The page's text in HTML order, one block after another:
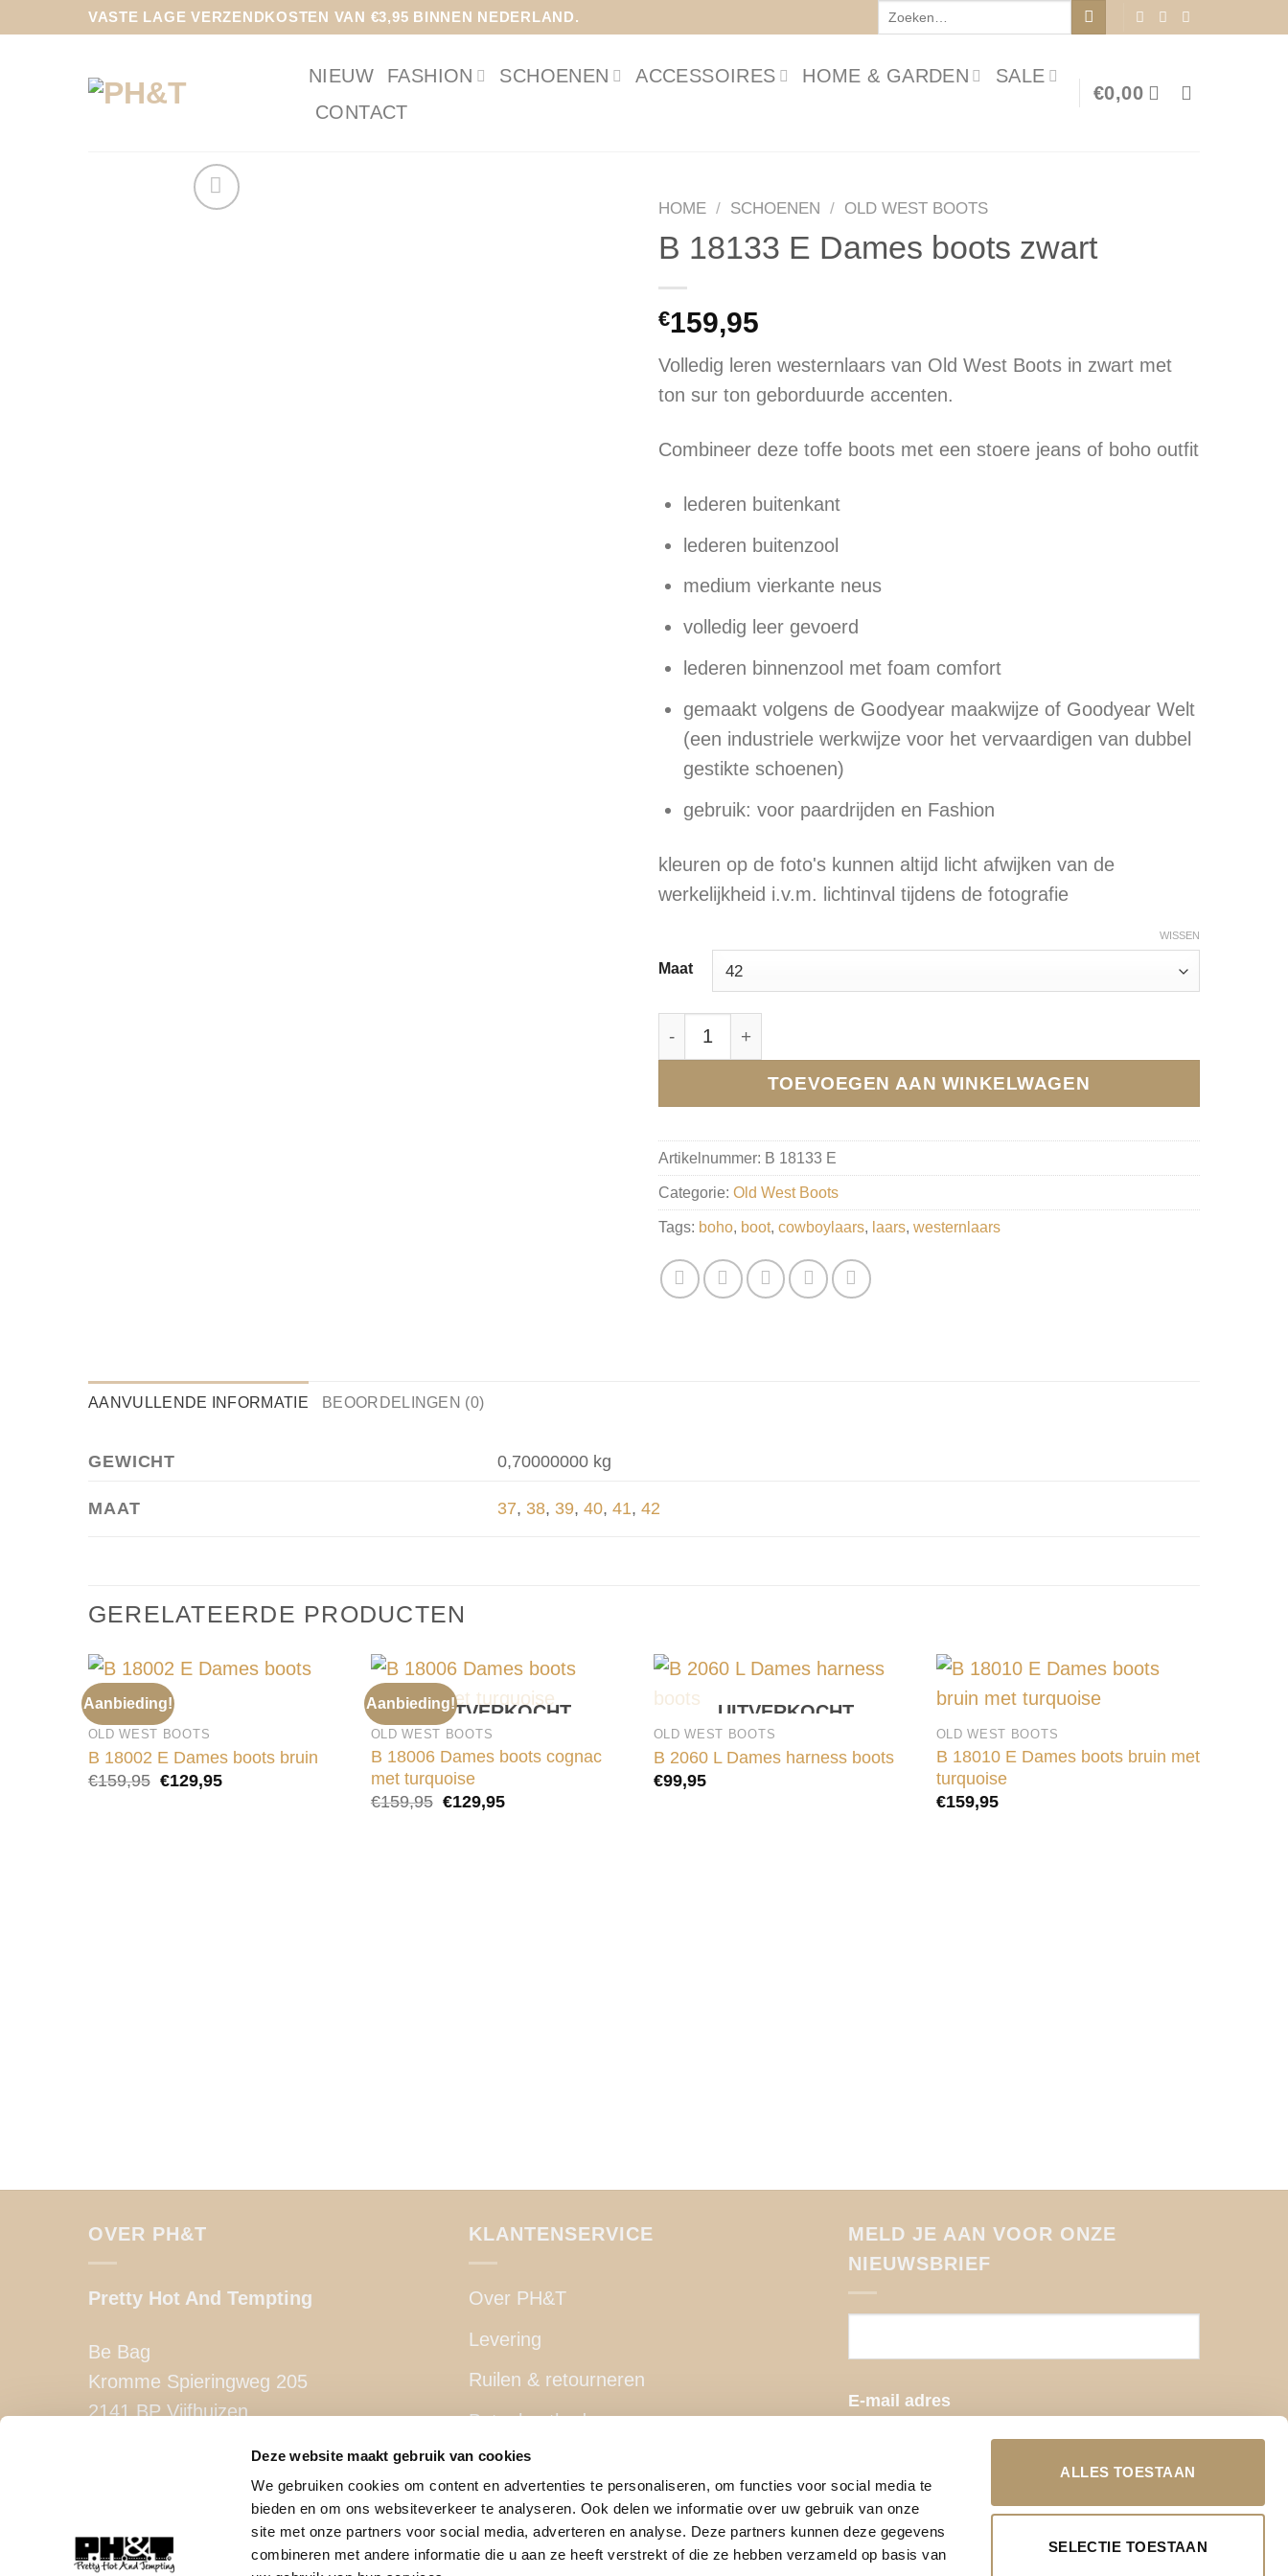
Deze website maakt gebruik van cookies
We gebruiken cookies om content en advertenties te personaliseren, om functies voor social media te
bieden en om ons websiteverkeer te analyseren. Ook delen we informatie over uw gebruik van onze
site met onze partners voor social media, adverteren en analyse. Deze partners kunnen deze gegevens
combineren met andere informatie die u aan ze heeft verstrekt of die ze hebben verzameld op basis van
ALLES TOESTAAN
SELECTIE TOESTAAN
VASTE LAGE VERZENDKOSTEN VAN €3,95 BINNEN NEDERLAND.
Zoeken
NIEUW FASHION SCHOENEN ACCESSOIRES HOME & GARDEN
SALE
CONTACT
€0,00
HOME / SCHOENEN / OLD WEST BOOTS
B 18133 E Dames boots zwart
€159,95
Volledig leren westernlaars van Old West Boots in zwart met
ton sur ton geborduurde accenten.
Combineer deze toffe boots met een stoere jeans of boho outfit
lederen buitenkant
lederen buitenzool
medium vierkante neus
volledig leer gevoerd
lederen binnenzool met foam comfort
gemaakt volgens de Goodyear maakwijze of Goodyear Welt
(een industriele werkwijze voor het vervaardigen van dubbel
gestikte schoenen)
gebruik: voor paardrijden en Fashion
kleuren op de foto's kunnen altijd licht afwijken van de
werkelijkheid i.v.m. lichtinval tijdens de fotografie
Maat
WISSEN
B 18133 E Dames boots zwart aantal
TOEVOEGEN AAN WINKELWAGEN
Artikelnummer: B 18133 E
Categorie: Old West Boots
Tags: boho, boot, cowboylaars, laars, westernlaars
AANVULLENDE INFORMATIE BEOORDELINGEN (0)
GEWICHT 0,70000000 kg
MAAT 37, 38, 39, 40, 41, 42
GERELATEERDE PRODUCTEN
Aanbieding!
OLD WEST BOOTS
B 18002 E Dames boots bruin
€159,95 Oorspronkelijke
€129,95Huidige
Aanbieding!UITVERKOCHT
OLD WEST BOOTS
B 18006 Dames boots cognac
met turquoise
€159,95 Oorspronkelijke
€129,95Huidige
UITVERKOCHT
OLD WEST BOOTS
B 2060 L Dames harness boots
€99,95
OLD WEST BOOTS
B 18010 E Dames boots bruin met
turquoise
€159,95
OVER PH&T
Pretty Hot And Tempting
Be Bag
Kromme Spieringweg 205
2141 BP Vijfhuizen
BTW. NL002080714B79
T: 06-22288833
KLANTENSERVICE
Over PH&T
Levering
Ruilen & retourneren
Betaalmethoden
Garantie
Contact
Privacy Policy
MELD JE AAN VOOR ONZE
NIEUWSBRIEF
E-mail adres